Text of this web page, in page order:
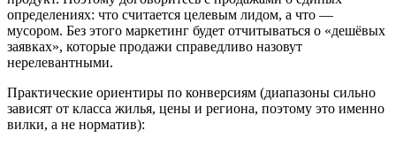
определениях: что считается целевым лидом, а что —
мусором. Без этого маркетинг будет отчитываться о «дешёвых
заявках», которые продажи справедливо назовут
нерелевантными.
Практические ориентиры по конверсиям (диапазоны сильно
зависят от класса жилья, цены и региона, поэтому это именно
вилки, а не норматив):